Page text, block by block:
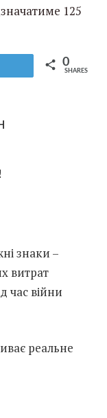
125
0
SHARES
знаки –
витрат
час війни
реальне